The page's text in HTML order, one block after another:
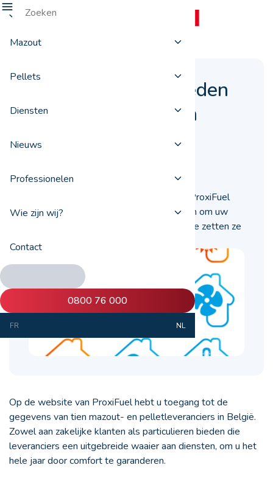
Mazout
Pellets
Diensten
Nieuws
Professionelen
Wie zijn wij?
Contact
0800 76 000
FR NL
Welke diensten bieden
de leveranciers van
ProxiFuel?
De mazout- en pelletleveranciers van ProxiFuel
bieden u een brede waaier aan diensten om uw
dagelijkse leven te vereenvoudigen. We zetten ze
voor u op een rij.
Op de website van ProxiFuel hebt u toegang tot de
gegevens van tien mazout- en pelletleveranciers in België.
Zowel aan zakelijke klanten als particulieren bieden die
leveranciers een uitgebreide waaier aan diensten, om u het
hele jaar door comfort te garanderen.